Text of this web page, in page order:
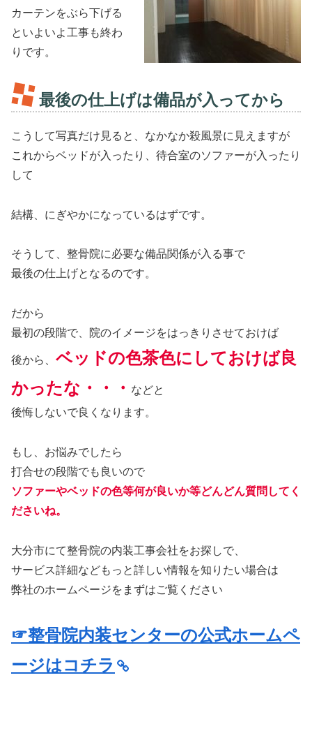
カーテンをぶら下げる
といよいよ工事も終わ
りです。
最後の仕上げは備品が入ってから
こうして写真だけ見ると、なかなか殺風景に見えますが
これからベッドが入ったり、待合室のソファーが入ったり
して
結構、にぎやかになっているはずです。
そうして、整骨院に必要な備品関係が入る事で
最後の仕上げとなるのです。
だから
最初の段階で、院のイメージをはっきりさせておけば
後から、 ベッドの色茶色にしておけば良
かったな・・・ などと
後悔しないで良くなります。
もし、お悩みでしたら
打合せの段階でも良いので
ソファーやベッドの色等何が良いか等どんどん質問してく
ださいね。
大分市にて整骨院の内装工事会社をお探しで、
サービス詳細などもっと詳しい情報を知りたい場合は
弊社のホームページをまずはご覧ください
☞整骨院内装センターの公式ホームペ
ージはコチラ